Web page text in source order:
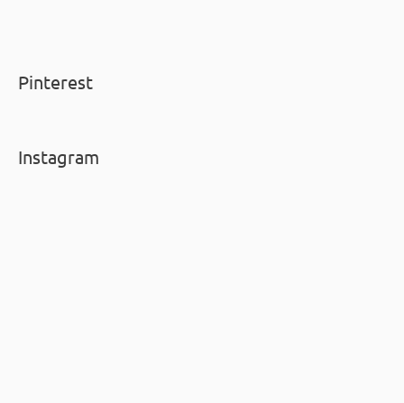
Pinterest
Instagram